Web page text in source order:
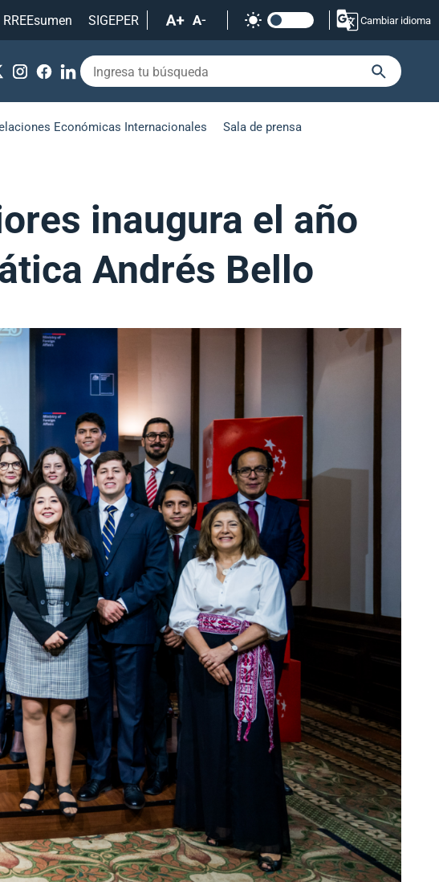
RREEsumen
SIGEPER Cambiar idioma
Económicas Internacionales Sala de prensa
inaugura el año
Andrés Bello